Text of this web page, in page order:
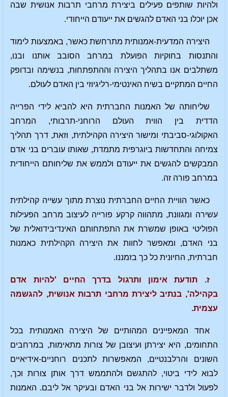
ולהיות שותפים פעילים ביצירת מרחבי תרבות אנושית שבה
אכן יוכלו בני האדם להגשים את ייעודם הייחודי.
היצירה המדעית-אמנותית מתרחשת כאשר, באמצעות לימוד
והתנסות בחוקיות הפועלת במרחב הסובב אותנו ובנו,
משתלבים אנו בתהליך היצירה וההתפתחות, בנשימה ובדופק
החיים המתקיים בשיח האינטימי-רליגיוזי בין האדם לעולם.
שליחותה של האמנות החברתית היא להביא לידי הפרייה
הדדית בין הווית העולם הרוחני-תרבותי, המרחב
האקולוגי-סביבתי ומישור היצירה הקהילתית, וזאת, דרך תהליך
צמיחה והתחדשות ביוגרפית מתמדת, שאותו עוברים בני אדם
המבקשים להגשים את ייעודם ולממש את שליחותם הייחודית
במרחב פורה זה.
כאשר הוויית החיים החברתית נוצרת מתוך עשייה קהילתית
עשירה ומגוונת, מתהווה קרקע פורייה לעיצוב מרחב הפעילות
הפוליטי באופן שמשרת את התפתחותם האינדיבידואלית של
בני האדם, ומאפשר לחוות את היצירה הקהילתית כאמנות
חברתית, החיונית כל כך בזמננו.
ז. תודעת אימון ותרגול בדרך החיים 'להיות אדם
בקהילה', בנתיב ליצירת מרחבי תרבות אנושית, להגשמה
עצמית.
אחד המאפיינים המהותיים של היצירה האמנותית בכל
התחומים, היא יצירתן ועיצובן של צורות מתאימות, במרחבים
השונים והרלבנטיים, המאפשרות לתכנים רוחניים-אידיאיים
לבוא לידי ביטוי, להתגשם ולהתממש דרך אותן צורות וכך,
לפעול ולדבר ישירות אל בני האדם ובעיקר אל ליבם. האמנות